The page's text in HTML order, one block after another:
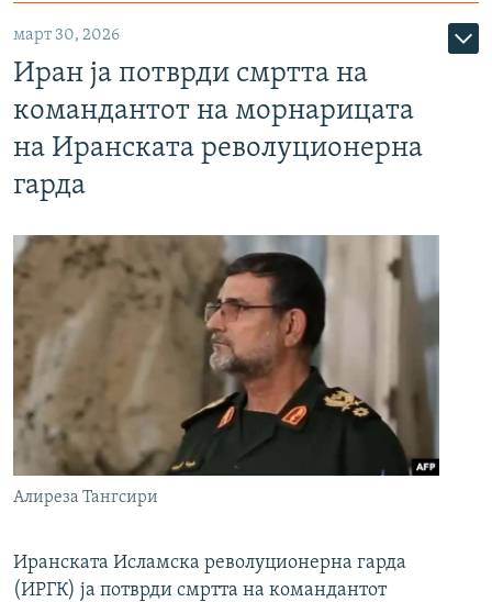
март 30, 2026
Иран ја потврди смртта на
командантот на морнарицата
на Иранската револуционерна
гарда
Алиреза Тангсири
Иранската Исламска револуционерна гарда
(ИРГК) ја потврди смртта на командантот